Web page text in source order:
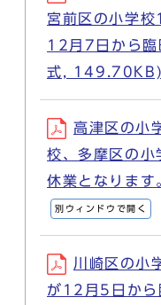
宮前区の小学
12月7日から臨
式, 149.70KB)
高津区の小
校、多摩区の
休業となりま
別ウィンドウで開く
川崎区の小
が12月5日から